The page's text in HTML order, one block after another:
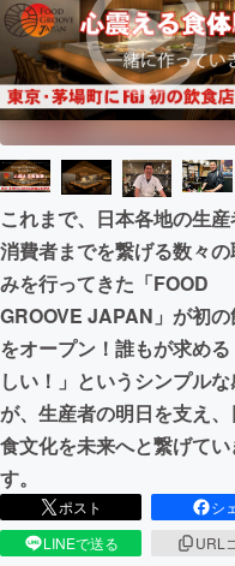
映像・映画
ビジネス・起
まちづくり・
CAMPFIRE for
CAMPFIREふるさ
これまで、日本各地の生産
消費者までを繋げる数々の
みを行ってきた「FOOD
GROOVE JAPAN」が初
をオープン！誰もが求め
しい！」というシンプル
が、生産者の明日を支え
食文化を未来へと繋げてい
す。
ポスト
シ
LINEで送る
URL